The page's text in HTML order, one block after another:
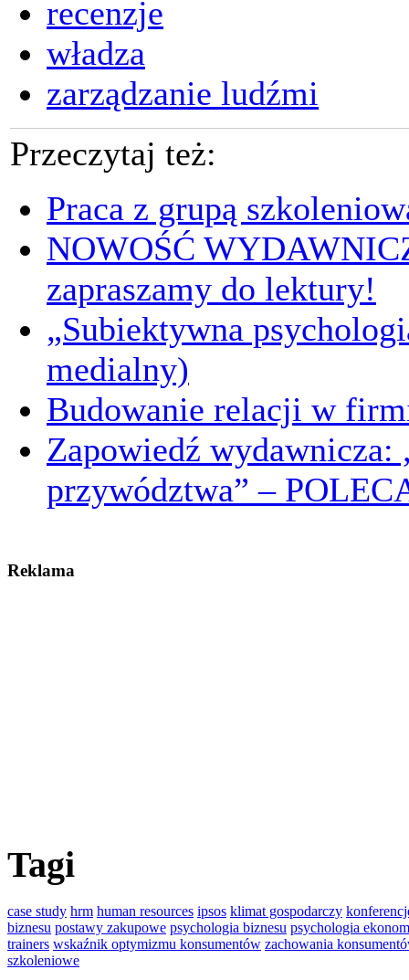
recenzje
władza
zarządzanie ludźmi
Przeczytaj też:
Praca z grupą
NOWOŚĆ
zapraszamy do lektury!
„Subiektywna
medialny)
Budowanie relacji w
Zapowiedź wydawnicza:
przywództwa” –
Reklama
Tagi
case study hrm human resources ipsos klimat gospodarczy
biznesu postawy zakupowe psychologia biznesu psychologia
trainers wskaźnik optymizmu konsumentów zachowania
szkoleniowe